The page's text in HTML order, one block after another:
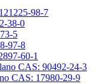
98-7
38-0
5
97-8
60-1
CAS: 90492-24-3
CAS: 17980-29-9